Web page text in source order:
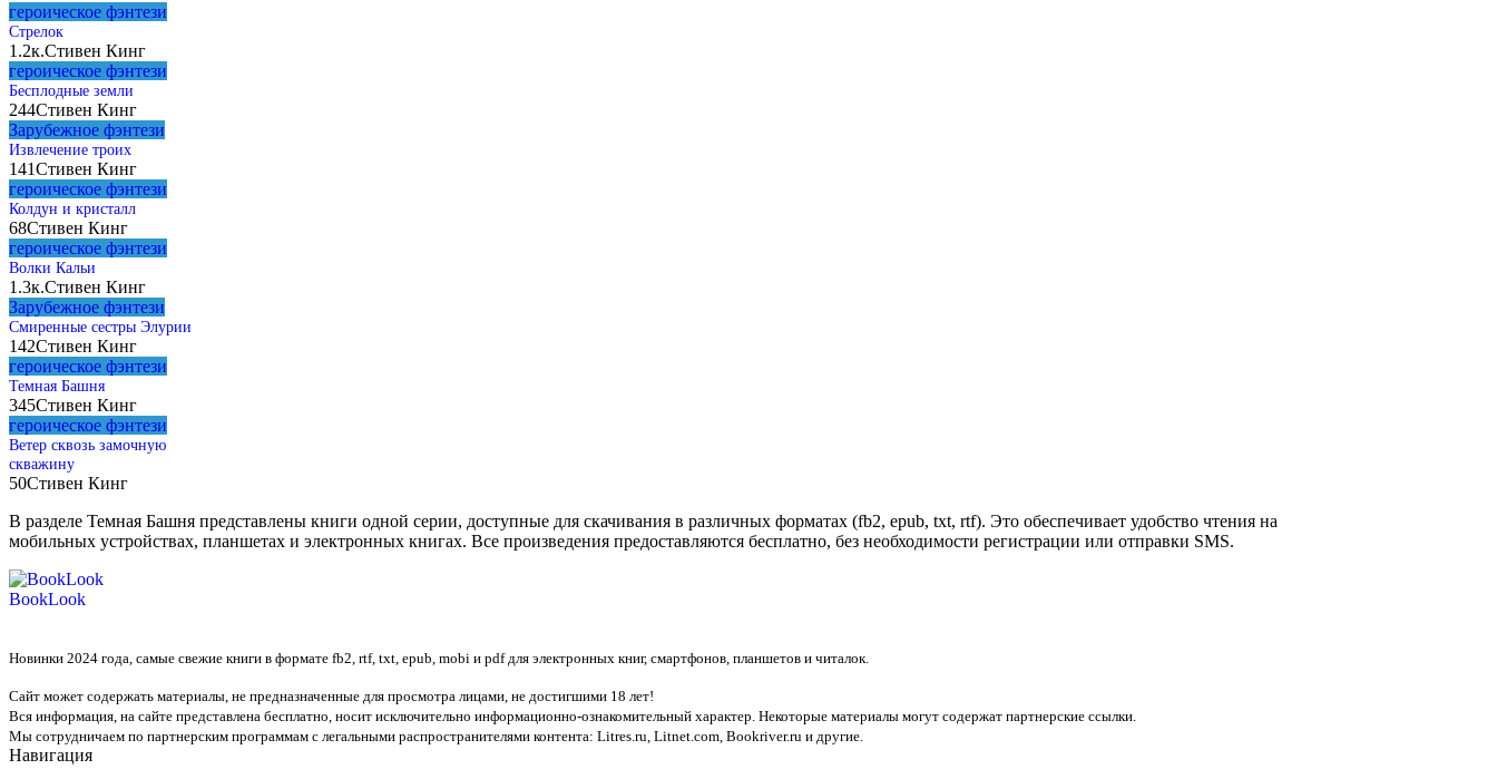
героическое фэнтези
Стрелок
1.2к.Стивен Кинг
героическое фэнтези
Бесплодные земли
244Стивен Кинг
Зарубежное фэнтези
Извлечение троих
141Стивен Кинг
героическое фэнтези
Колдун и кристалл
68Стивен Кинг
героическое фэнтези
Волки Кальи
1.3к.Стивен Кинг
Зарубежное фэнтези
Смиренные сестры Элурии
142Стивен Кинг
героическое фэнтези
Темная Башня
345Стивен Кинг
героическое фэнтези
Ветер сквозь замочную
скважину
50Стивен Кинг
В разделе Темная Башня представлены книги одной серии, доступные для скачивания в различных форматах (fb2, epub, txt, rtf). Это обеспечивает удобство чтения на
мобильных устройствах, планшетах и электронных книгах. Все произведения предоставляются бесплатно, без необходимости регистрации или отправки SMS.
BookLook
Новинки 2024 года, самые свежие книги в формате fb2, rtf, txt, epub, mobi и pdf для электронных книг, смартфонов, планшетов и читалок.
Сайт может содержать материалы, не предназначенные для просмотра лицами, не достигшими 18 лет!
Вся информация, на сайте представлена бесплатно, носит исключительно информационно-ознакомительный характер. Некоторые материалы могут содержат партнерские ссылки.
Мы сотрудничаем по партнерским программам с легальными распространителями контента: Litres.ru, Litnet.com, Bookriver.ru и другие.
Навигация